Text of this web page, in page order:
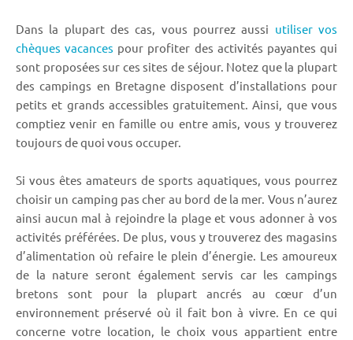
Dans la plupart des cas, vous pourrez aussi utiliser vos
chèques vacances pour profiter des activités payantes qui
sont proposées sur ces sites de séjour. Notez que la plupart
des campings en Bretagne disposent d’installations pour
petits et grands accessibles gratuitement. Ainsi, que vous
comptiez venir en famille ou entre amis, vous y trouverez
toujours de quoi vous occuper.
Si vous êtes amateurs de sports aquatiques, vous pourrez
choisir un camping pas cher au bord de la mer. Vous n’aurez
ainsi aucun mal à rejoindre la plage et vous adonner à vos
activités préférées. De plus, vous y trouverez des magasins
d’alimentation où refaire le plein d’énergie. Les amoureux
de la nature seront également servis car les campings
bretons sont pour la plupart ancrés au cœur d’un
environnement préservé où il fait bon à vivre. En ce qui
concerne votre location, le choix vous appartient entre